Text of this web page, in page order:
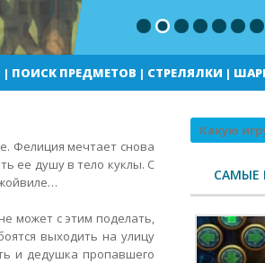
| ПОИСК ПРЕДМЕТОВ | СТРЕЛЯЛКИ |
Фелиция мечтает снова
ее душу в тело куклы. С
может с этим поделать,
выходить на улицу
и дедушка пропавшего
Поиск
САМЫЕ